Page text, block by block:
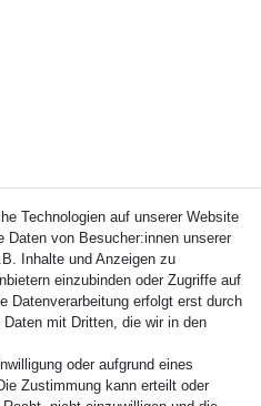
Technologien auf unserer Website
Daten von Besucher:innen unserer
Inhalte und Anzeigen zu
einzubinden oder Zugriffe auf
Datenverarbeitung erfolgt erst durch
mit Dritten, die wir in den
oder aufgrund eines
Zustimmung kann erteilt oder